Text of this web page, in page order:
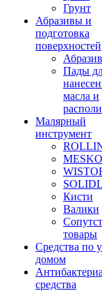
Грунт
Абразивы и
подготовка
поверхностей
Пады
масла и
Малярный
инструмент
MESKO
Кисти
Валики
товары
Средства по
домом
средства